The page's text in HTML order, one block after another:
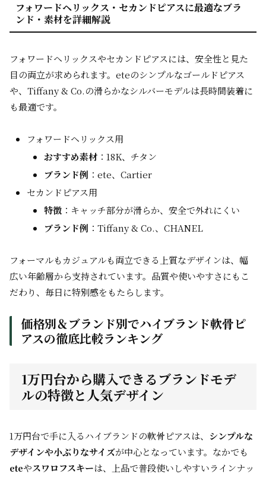
フォワードヘリックス・セカンドピアスに最適なブラ
ンド・素材を詳細解説
フォワードヘリックスやセカンドピアスには、安全性と見た
目の両立が求められます。eteのシンプルなゴールドピアス
や、Tiffany & Co.の滑らかなシルバーモデルは長時間装着に
も最適です。
フォワードヘリックス用
おすすめ素材 ：18K、チタン
ブランド例 ：ete、Cartier
セカンドピアス用
特徴 ：キャッチ部分が滑らか、安全で外れにくい
ブランド例 ：Tiffany & Co.、CHANEL
フォーマルもカジュアルも両立できる上質なデザインは、幅
広い年齢層から支持されています。品質や使いやすさにもこ
だわり、毎日に特別感をもたらします。
価格別＆ブランド別でハイブランド軟骨ピ
アスの徹底比較ランキング
1万円台から購入できるブランドモデ
ルの特徴と人気デザイン
1万円台で手に入るハイブランドの軟骨ピアスは、 シンプルな
デザインや小ぶりなサイズが中心となっています。なかでも
eteやスワロフスキーは、上品で普段使いしやすいラインナッ